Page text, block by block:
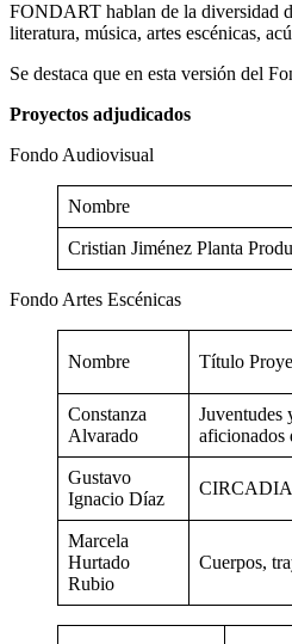
FONDART hablan de la diversidad
literatura, música, artes escénicas,
Se destaca que en esta versión del
Proyectos adjudicados
Fondo Audiovisual
Nombre
Cristian Jiménez Planta
Fondo Artes Escénicas
Nombre Título
Constanza
Alvarado
Juventudes
aficionados
Gustavo
Ignacio Díaz
Marcela
Hurtado
Rubio
Cuerpos,